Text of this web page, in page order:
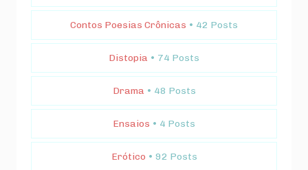
Contos Poesias Crônicas • 42 Posts
Distopia • 74 Posts
Drama • 48 Posts
Ensaios • 4 Posts
Erótico • 92 Posts